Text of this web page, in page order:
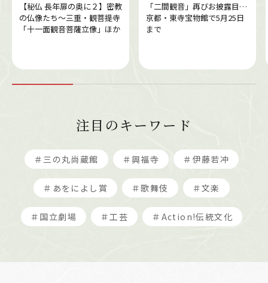
【秘仏 長年扉の奥に２】密教
の仏像たち～三重・観菩提寺
「十一面観音菩薩立像」ほか
「二間観音」再びお披露目…
京都・東寺宝物館で5月25日
まで
注目のキーワード
＃三の丸尚蔵館 ＃興福寺 ＃伊藤若冲
＃あをによし賞 ＃歌舞伎 ＃文楽
＃国立劇場 ＃工芸 ＃Action!伝統文化